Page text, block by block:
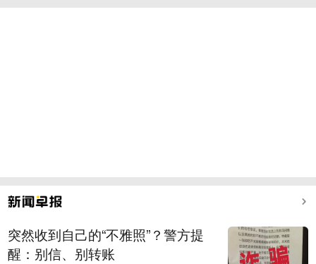
突然收到自己的“不雅照”？警方提
醒：别信、别转账